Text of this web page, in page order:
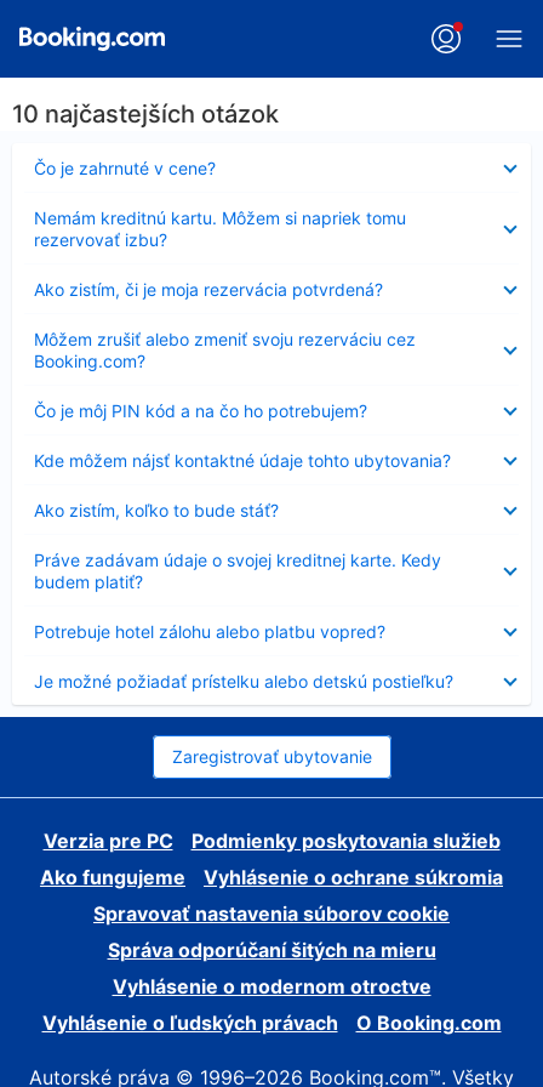
10 najčastejších otázok
Čo je zahrnuté v cene?
Nezobrazuje
sa
Nemám kreditnú kartu. Môžem si napriek tomu
rezervovať izbu?
sa
Ako zistím, či je moja rezervácia potvrdená?
sa
Môžem zrušiť alebo zmeniť svoju rezerváciu cez
Booking.com?
sa
Čo je môj PIN kód a na čo ho potrebujem?
Nezobrazuje
sa
Kde môžem nájsť kontaktné údaje tohto ubytovania?
sa
Ako zistím, koľko to bude stáť?
sa
Práve zadávam údaje o svojej kreditnej karte. Kedy
budem platiť?
sa
Potrebuje hotel zálohu alebo platbu vopred?
sa
Je možné požiadať prístelku alebo detskú postieľku?
sa
Zaregistrovať ubytovanie
Verzia pre PC
Podmienky poskytovania služieb
Ako fungujeme
Vyhlásenie o ochrane súkromia
Spravovať nastavenia súborov cookie
Správa odporúčaní šitých na mieru
Vyhlásenie o modernom otroctve
Vyhlásenie o ľudských právach
O Booking.com
Autorské práva © 1996–2026 Booking.com™. Všetky